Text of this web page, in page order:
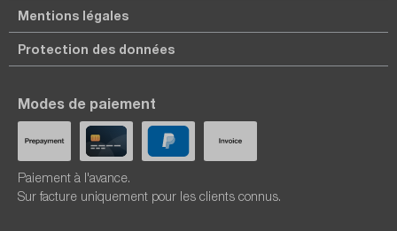
Mentions légales
Protection des données
Modes de paiement
Paiement à l'avance.
Sur facture uniquement pour les clients connus.